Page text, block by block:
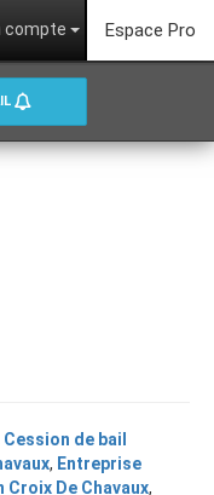
compte Espace Pro
Cession de bail
, Entreprise
Croix De Chavaux,